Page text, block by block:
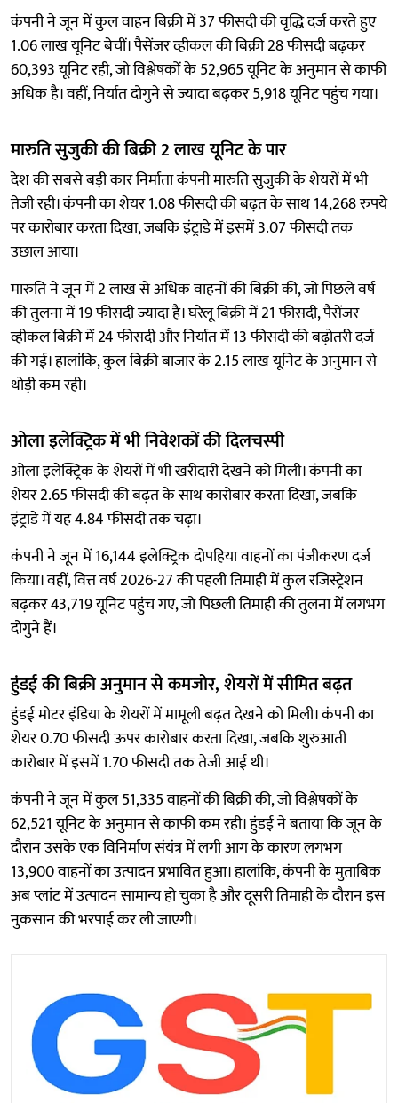
कंपनी ने जून में कुल वाहन बिक्री में 37 फीसदी की वृद्धि दर्ज करते हुए
1.06 लाख यूनिट बेचीं। पैसेंजर व्हीकल की बिक्री 28 फीसदी बढ़कर
60,393 यूनिट रही, जो विश्लेषकों के 52,965 यूनिट के अनुमान से काफी
अधिक है। वहीं, निर्यात दोगुने से ज्यादा बढ़कर 5,918 यूनिट पहुंच गया।
मारुति सुजुकी की बिक्री 2 लाख यूनिट के पार
देश की सबसे बड़ी कार निर्माता कंपनी मारुति सुजुकी के शेयरों में भी
तेजी रही। कंपनी का शेयर 1.08 फीसदी की बढ़त के साथ 14,268 रुपये
पर कारोबार करता दिखा, जबकि इंट्राडे में इसमें 3.07 फीसदी तक
उछाल आया।
मारुति ने जून में 2 लाख से अधिक वाहनों की बिक्री की, जो पिछले वर्ष
की तुलना में 19 फीसदी ज्यादा है। घरेलू बिक्री में 21 फीसदी, पैसेंजर
व्हीकल बिक्री में 24 फीसदी और निर्यात में 13 फीसदी की बढ़ोतरी दर्ज
की गई। हालांकि, कुल बिक्री बाजार के 2.15 लाख यूनिट के अनुमान से
थोड़ी कम रही।
ओला इलेक्ट्रिक में भी निवेशकों की दिलचस्पी
ओला इलेक्ट्रिक के शेयरों में भी खरीदारी देखने को मिली। कंपनी का
शेयर 2.65 फीसदी की बढ़त के साथ कारोबार करता दिखा, जबकि
इंट्राडे में यह 4.84 फीसदी तक चढ़ा।
कंपनी ने जून में 16,144 इलेक्ट्रिक दोपहिया वाहनों का पंजीकरण दर्ज
किया। वहीं, वित्त वर्ष 2026-27 की पहली तिमाही में कुल रजिस्ट्रेशन
बढ़कर 43,719 यूनिट पहुंच गए, जो पिछली तिमाही की तुलना में लगभग
दोगुने हैं।
हुंडई की बिक्री अनुमान से कमजोर, शेयरों में सीमित बढ़त
हुंडई मोटर इंडिया के शेयरों में मामूली बढ़त देखने को मिली। कंपनी का
शेयर 0.70 फीसदी ऊपर कारोबार करता दिखा, जबकि शुरुआती
कारोबार में इसमें 1.70 फीसदी तक तेजी आई थी।
कंपनी ने जून में कुल 51,335 वाहनों की बिक्री की, जो विश्लेषकों के
62,521 यूनिट के अनुमान से काफी कम रही। हुंडई ने बताया कि जून के
दौरान उसके एक विनिर्माण संयंत्र में लगी आग के कारण लगभग
13,900 वाहनों का उत्पादन प्रभावित हुआ। हालांकि, कंपनी के मुताबिक
अब प्लांट में उत्पादन सामान्य हो चुका है और दूसरी तिमाही के दौरान इस
नुकसान की भरपाई कर ली जाएगी।